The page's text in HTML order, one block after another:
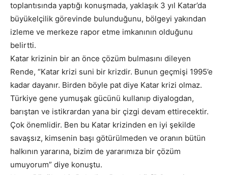
toplantısında yaptığı konuşmada, yaklaşık 3 yıl Katar’da
büyükelçilik görevinde bulunduğunu, bölgeyi yakından
izleme ve merkeze rapor etme imkanının olduğunu
belirtti.
Katar krizinin bir an önce çözüm bulmasını dileyen
Rende, “Katar krizi suni bir krizdir. Bunun geçmişi 1995’e
kadar dayanır. Birden böyle pat diye Katar krizi olmaz.
Türkiye gene yumuşak gücünü kullanıp diyalogdan,
barıştan ve istikrardan yana bir çizgi devam ettirecektir.
Çok önemlidir. Ben bu Katar krizinden en iyi şekilde
savaşsız, kimsenin başı götürülmeden ve oranın bütün
halkının yararına, bizim de yararımıza bir çözüm
umuyorum” diye konuştu.